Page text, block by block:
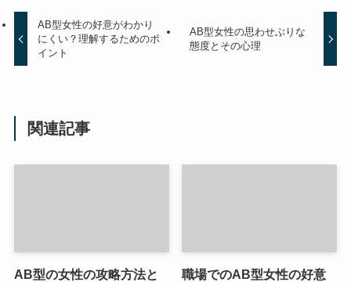
AB型女性の好意がわかり
にくい？理解するためのポ
イント
AB型女性の思わせぶりな
態度とその心理
関連記事
AB型の女性の攻略方法と
職場でのAB型女性の好意